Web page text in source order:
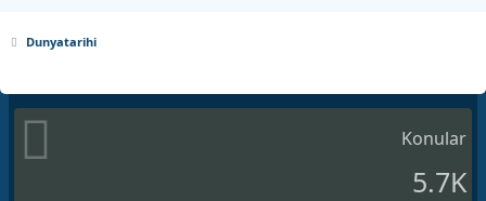
Dunyatarihi
Konular
5.7K